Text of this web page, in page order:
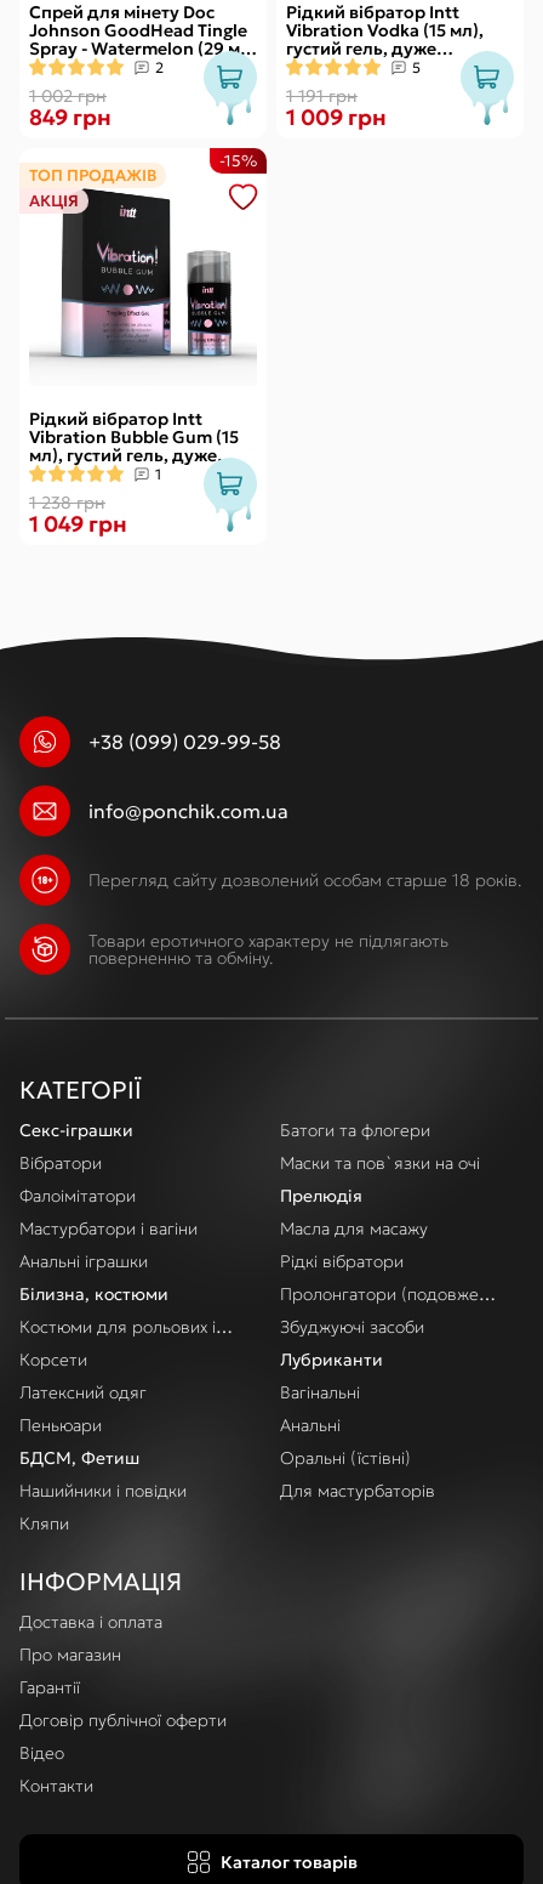
Спрей для мінету Doc
Johnson GoodHead Tingle
Spray - Watermelon (29 мл)
зі стимулювальним
ефектом
2
1 002 грн
849 грн
Рідкий вібратор Intt
Vibration Vodka (15 мл),
густий гель, дуже
смачний, діє до 30 хвилин
5
1 191 грн
1 009 грн
ТОП ПРОДАЖІВ
АКЦІЯ
Рідкий вібратор Intt
Vibration Bubble Gum (15
мл), густий гель, дуже
смачний, діє до 30 хвилин
1
1 238 грн
-15%
1 049 грн
+38 (099) 029-99-58
info@ponchik.com.ua
Перегляд сайту дозволений особам старше 18 років.
Товари еротичного характеру не підлягають
поверненню та обміну.
КАТЕГОРІЇ
Секс-іграшки
Вібратори
Фалоімітатори
Мастурбатори і вагіни
Анальні іграшки
Білизна, костюми
Костюми для рольових ігор
Корсети
Латексний одяг
Пеньюари
БДСМ, Фетиш
Нашийники і повідки
Кляпи
Батоги та флогери
Маски та пов`язки на очі
Прелюдія
Масла для масажу
Рідкі вібратори
Пролонгатори (подовження
Збуджуючі засоби
Лубриканти
Вагінальні
Анальні
Оральні (їстівні)
Для мастурбаторів
ІНФОРМАЦІЯ
Доставка і оплата
Про магазин
Гарантії
Договір публічної оферти
Відео
Контакти
Каталог товарів